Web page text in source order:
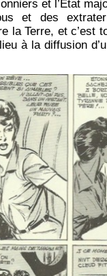
et l’État
et des
la Terre, et c’est
à la diffusion